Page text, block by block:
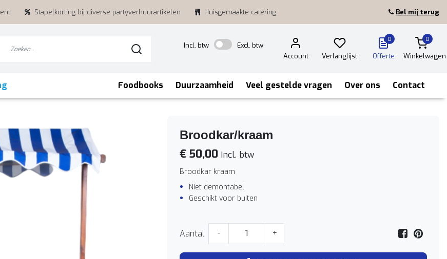
Stapelkorting bij diverse partyverhuurartikelen Huisgemaakte catering Bel mij terug
Incl. btw
Excl. btw
Account
Verlanglijst
0
Offerte
0
Winkelwagen
Foodbooks Duurzaamheid Veel gestelde vragen Over ons Contact
Broodkar/kraam
€ 50,00 Incl. btw
Broodkar kraam
Niet demontabel
Geschikt voor buiten
Aantal - +